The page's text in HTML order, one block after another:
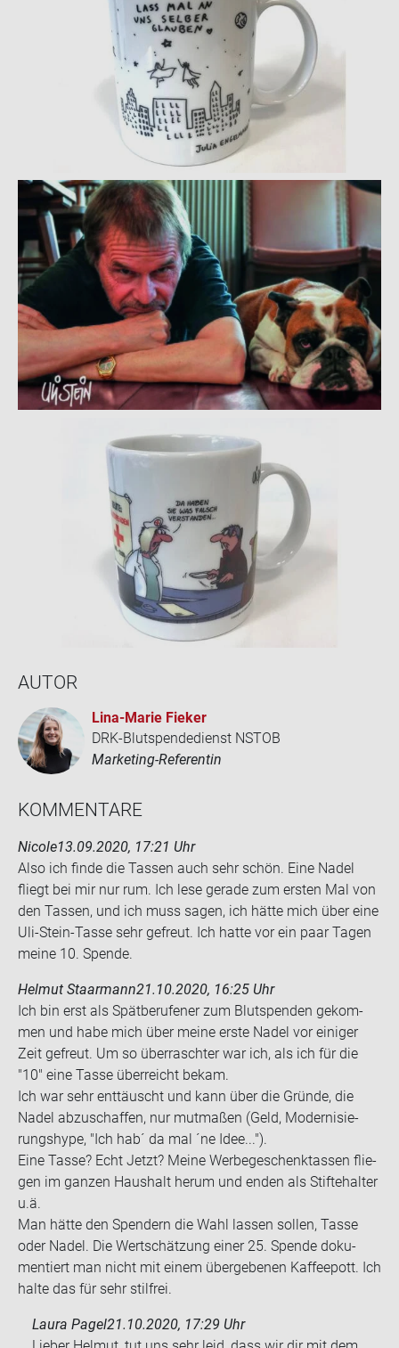
AUTOR
Lina-​Marie Fie­ker
DRK-Blutspendedienst NSTOB
Marketing-Referentin
KOM­MEN­TA­RE
Nicole13.09.2020, 17:21 Uhr
Also ich finde die Tas­sen auch sehr schön. Eine Nadel
fliegt bei mir nur rum. Ich lese ge­ra­de zum ers­ten Mal von
den Tas­sen, und ich muss sagen, ich hätte mich über eine
Uli-​Stein-Tasse sehr ge­freut. Ich hatte vor ein paar Tagen
meine 10. Spen­de.
Helmut Staarmann21.10.2020, 16:25 Uhr
Ich bin erst als Spät­be­ru­fe­ner zum Blut­spen­den ge­kom­
men und habe mich über meine erste Nadel vor ei­ni­ger
Zeit ge­freut. Um so über­rasch­ter war ich, als ich für die
"10" eine Tasse über­reicht bekam.
Ich war sehr ent­täuscht und kann über die Grün­de, die
Nadel ab­zu­schaf­fen, nur mut­ma­ßen (Geld, Mo­der­ni­sie­
rungs­hype, "Ich hab´ da mal ´ne Idee...").
Eine Tasse? Echt Jetzt? Meine Wer­be­ge­schenk­tas­sen flie­
gen im gan­zen Haus­halt herum und enden als Stifte­hal­ter
u.ä.
Man hätte den Spen­dern die Wahl las­sen sol­len, Tasse
oder Nadel. Die Wert­schät­zung einer 25. Spen­de do­ku­
men­tiert man nicht mit einem über­ge­be­nen Kaf­fee­pott. Ich
halte das für sehr stilfrei.
Laura Pagel21.10.2020, 17:29 Uhr